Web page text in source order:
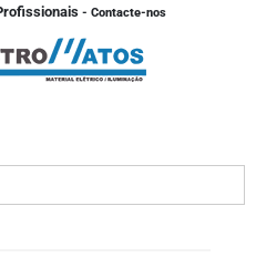
- Contacte-nos